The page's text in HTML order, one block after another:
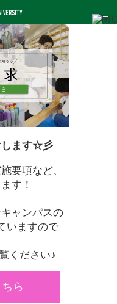
します☆彡
要項など、
す！
ャンパスの
いますので
ください♪
ら
検索